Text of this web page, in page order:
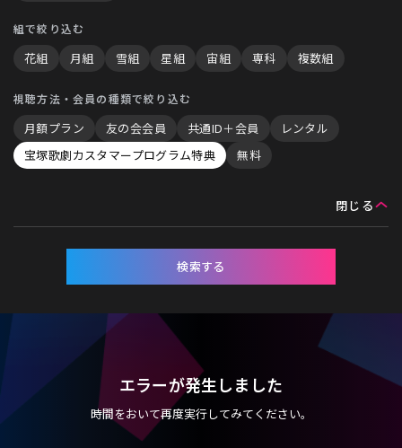
組で絞り込む
花組 月組 雪組 星組 宙組 専科 複数組
視聴方法・会員の種類で絞り込む
月額プラン 友の会会員 共通ID＋会員
レンタル
宝塚歌劇カスタマープログラム特典
無料
検索する
エラーが発生しました
時間をおいて再度実行してみてください。